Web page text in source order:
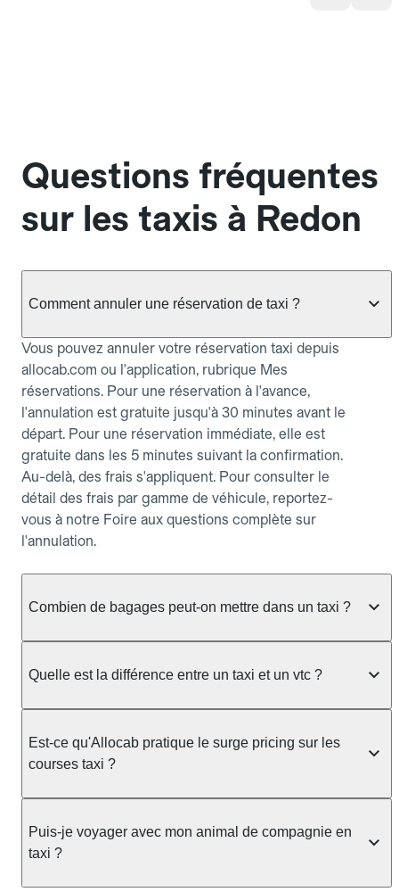
Questions fréquentes
sur les taxis à Redon
Comment annuler une réservation de taxi ?
Vous pouvez annuler votre réservation taxi depuis
allocab.com ou l'application, rubrique Mes
réservations. Pour une réservation à l'avance,
l'annulation est gratuite jusqu'à 30 minutes avant le
départ. Pour une réservation immédiate, elle est
gratuite dans les 5 minutes suivant la confirmation.
Au-delà, des frais s'appliquent. Pour consulter le
détail des frais par gamme de véhicule, reportez-
vous à notre Foire aux questions complète sur
l'annulation.
Combien de bagages peut-on mettre dans un taxi ?
taxi berline accueille en général jusqu'à 3 bagages
ou nombreux, précisez-le dans le champ "Message
au chauffeur" lors de la réservation. Le prix n'est
pas impacté par le nombre de bagages.
Quelle est la différence entre un taxi et un vtc ?
prendre en charge directement dans la rue, à une
station ou sur réservation, avec un tarif au
réservation et propose un prix fixe annoncé à
l'avance. Chez Allocab, réservez facilement votre
taxi.
Est-ce qu'Allocab pratique le surge pricing sur les
courses taxi ?
réglementation préfectorale et suit un barème
officiel : il protège des hausses liées à la demande.
Puis-je voyager avec mon animal de compagnie en
taxi ?